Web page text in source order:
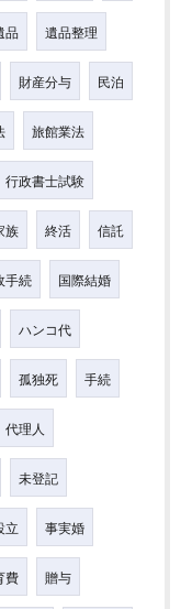
品 遺品整理
財産分与 民泊
旅館業法
行政書士試験
族 終活 信託
手続 国際結婚
ハンコ代
孤独死 手続
代理人
未登記
立 事実婚
費 贈与